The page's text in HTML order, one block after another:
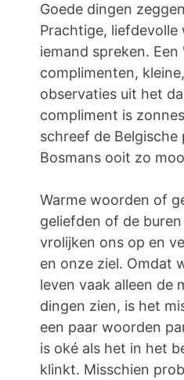
Goede dingen
Prachtige,
iemand spreken.
complimenten,
observaties uit het
compliment is
schreef de Belgische
Bosmans ooit zo
Warme woorden of
geliefden of de
vrolijken ons op en
en onze ziel. Omdat
leven vaak alleen de
dingen zien, is het
een ​​paar woorden
is oké als het in het
klinkt. Misschien